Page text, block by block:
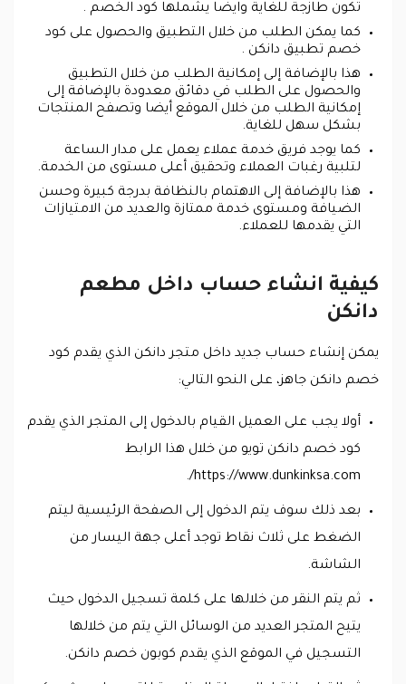
تكون طازجة للغاية وايضا يشملها كود الخصم .
كما يمكن الطلب من خلال التطبيق والحصول على كود
خصم تطبيق دانكن .
هذا بالإضافة إلى إمكانية الطلب من خلال التطبيق
والحصول على الطلب في دقائق معدودة بالإضافة إلى
إمكانية الطلب من خلال الموقع أيضا وتصفح المنتجات
بشكل سهل للغاية.
كما يوجد فريق خدمة عملاء يعمل على مدار الساعة
لتلبية رغبات العملاء وتحقيق أعلى مستوى من الخدمة.
هذا بالإضافة إلى الاهتمام بالنظافة بدرجة كبيرة وحسن
الضيافة ومستوى خدمة ممتازة والعديد من الامتيازات
التي يقدمها للعملاء.
كيفية انشاء حساب داخل مطعم
دانكن
يمكن إنشاء حساب جديد داخل متجر دانكن الذي يقدم كود
خصم دانكن جاهز، على النحو التالي:
أولا يجب على العميل القيام بالدخول إلى المتجر الذي يقدم
كود خصم دانكن تويو من خلال هذا الرابط
https://www.dunkinksa.com/.
بعد ذلك سوف يتم الدخول إلى الصفحة الرئيسية ليتم
الضغط على ثلاث نقاط توجد أعلى جهة اليسار من
الشاشة.
ثم يتم النقر من خلالها على كلمة تسجيل الدخول حيث
يتيح المتجر العديد من الوسائل التي يتم من خلالها
التسجيل في الموقع الذي يقدم كوبون خصم دانكن.